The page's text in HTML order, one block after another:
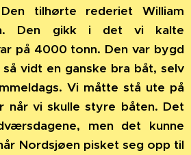
tilhørte rederiet William
Den gikk i det vi kalte
på 4000 tonn. Den var bygd
så vidt en ganske bra båt, selv
Vi måtte stå ute på
når vi skulle styre båten. Det
men det kunne
Nordsjøen pisket seg opp til